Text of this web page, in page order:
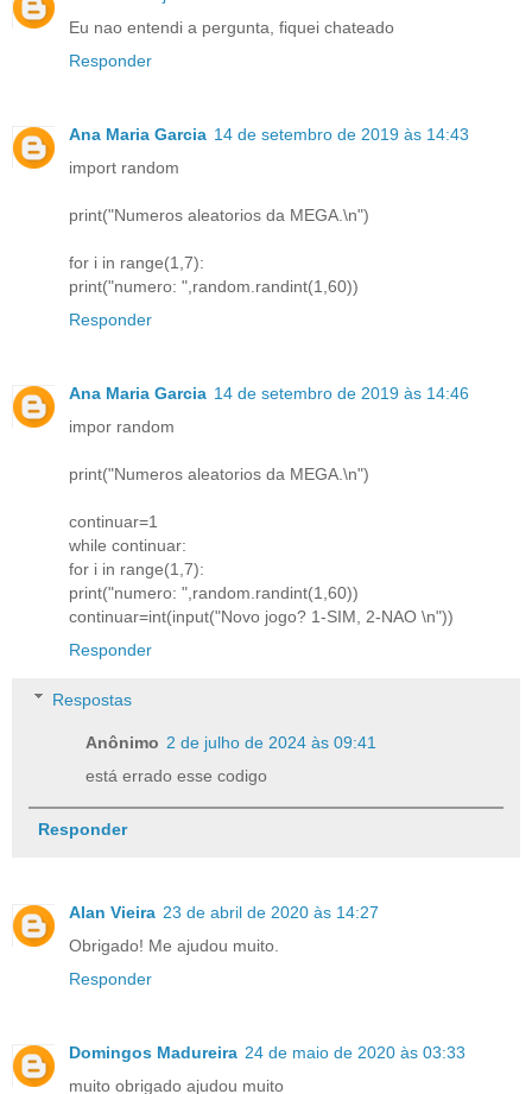
Eu nao entendi a pergunta, fiquei chateado
Responder
Ana Maria Garcia 14 de setembro de 2019 às 14:43
import random
print("Numeros aleatorios da MEGA.\n")
for i in range(1,7):
print("numero: ",random.randint(1,60))
Responder
Ana Maria Garcia 14 de setembro de 2019 às 14:46
impor random
print("Numeros aleatorios da MEGA.\n")
continuar=1
while continuar:
for i in range(1,7):
print("numero: ",random.randint(1,60))
continuar=int(input("Novo jogo? 1-SIM, 2-NAO \n"))
Responder
Respostas
Anônimo 2 de julho de 2024 às 09:41
está errado esse codigo
Responder
Alan Vieira 23 de abril de 2020 às 14:27
Obrigado! Me ajudou muito.
Responder
Domingos Madureira 24 de maio de 2020 às 03:33
muito obrigado ajudou muito